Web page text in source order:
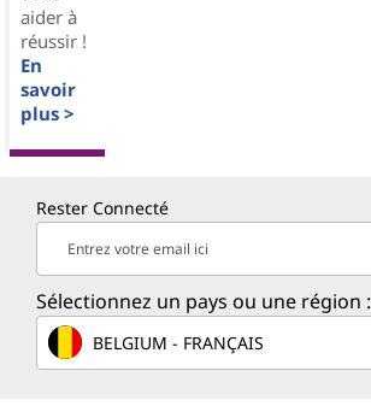
aider à
réussir !
En
savoir
plus >
Rester Connecté
Entrez votre email ici
Sélectionnez un pays ou une région :
BELGIUM - FRANÇAIS